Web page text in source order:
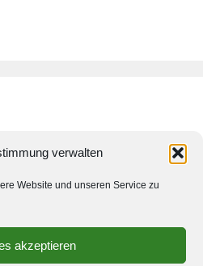
verwalten
Website und unseren Service zu
akzeptieren